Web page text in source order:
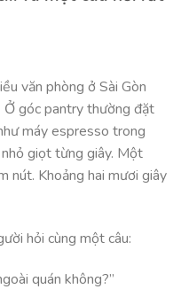
văn phòng ở Sài Gòn
Ở góc pantry thường đặt
máy espresso trong
nhỏ giọt từng giây. Một
nút. Khoảng hai mươi giây
hỏi cùng một câu:
quán không?”